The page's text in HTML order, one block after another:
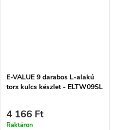
E-VALUE 9 darabos L-alakú
torx kulcs készlet - ELTW09SL
4 166 Ft
Raktáron